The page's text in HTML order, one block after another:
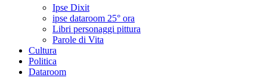
Ipse Dixit
ipse dataroom 25° ora
Libri personaggi pittura
Parole di Vita
Cultura
Politica
Dataroom